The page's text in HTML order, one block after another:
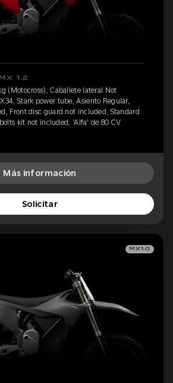
1.2
(Motocross), Caballete lateral Not
Stark power tube, Asiento Regular,
Front disc guard not included, Standard
kit not included, 'Alfa' de 80 CV
Más información
Solicitar
MX1.0